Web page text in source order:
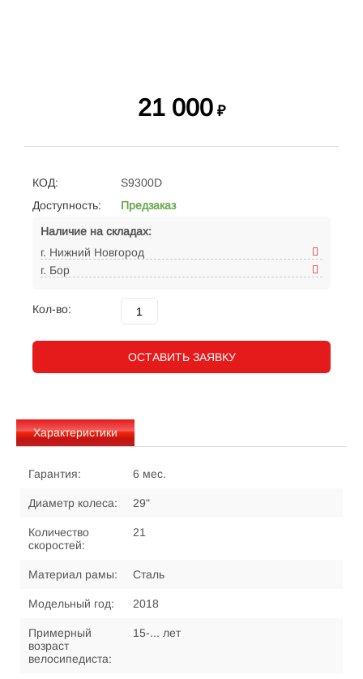
21 000 ₽
КОД:
S9300D
Доступность:
Предзаказ
Наличие на складах:
г. Нижний Новгород
г. Бор
Кол-во:
ОСТАВИТЬ ЗАЯВКУ
Характеристики
Гарантия: 6 мес.
Диаметр колеса: 29"
Количество
скоростей:
21
Материал рамы: Сталь
Модельный год: 2018
Примерный
возраст
велосипедиста:
15-... лет